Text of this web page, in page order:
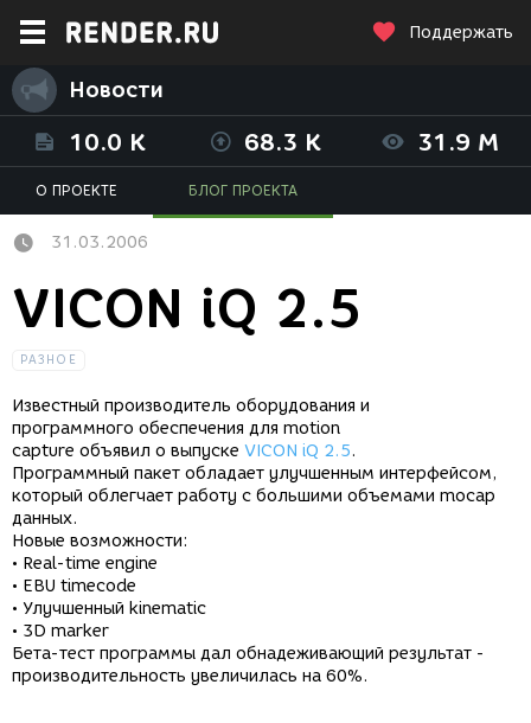
Поддержать
Новости
10.0 K 68.3 K 31.9 M
О ПРОЕКТЕ БЛОГ ПРОЕКТА
31.03.2006
VICON iQ 2.5
РАЗНОЕ
Известный производитель оборудования и
программного обеспечения для motion
capture объявил о выпуске VICON iQ 2.5.
Программный пакет обладает улучшенным интерфейсом,
который облегчает работу с большими объемами mocap
данных.
Новые возможности:
• Real-time engine
• EBU timecode
• Улучшенный kinematic
• 3D marker
Бета-тест программы дал обнадеживающий результат -
производительность увеличилась на 60%.